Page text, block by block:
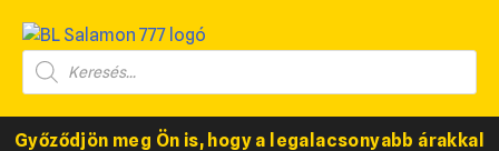
Győződjön meg Ön is, hogy a legalacsonyabb árakkal